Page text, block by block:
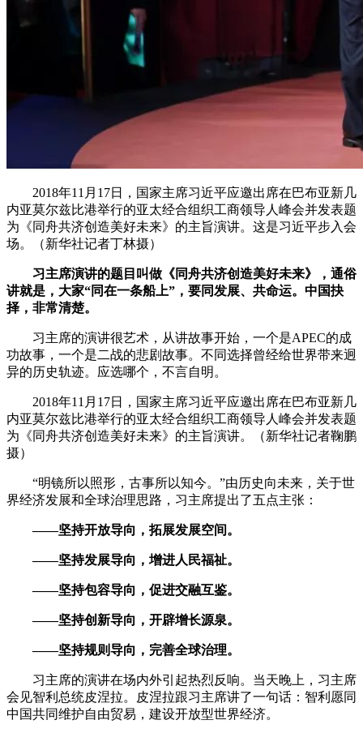
2018年11月17日，国家主席习近平应邀出席在巴布亚新几
内亚莫尔兹比港举行的亚太经合组织工商领导人峰会并发表题
为《同舟共济创造美好未来》的主旨演讲。这是习近平步入会
场。（新华社记者丁林摄）
习主席演讲的题目叫做《同舟共济创造美好未来》，通俗
讲就是，大家“同在一条船上”，要同发展、共命运。中国抉
择，非常清楚。
习主席的演讲很艺术，从讲故事开始，一个是APEC的成
功故事，一个是二战的悲剧故事。不同选择曾经给世界带来迥
异的历史轨迹。应选哪个，不言自明。
2018年11月17日，国家主席习近平应邀出席在巴布亚新几
内亚莫尔兹比港举行的亚太经合组织工商领导人峰会并发表题
为《同舟共济创造美好未来》的主旨演讲。（新华社记者鞠鹏
摄）
“明镜所以照形，古事所以知今。”由历史向未来，关于世
界经济发展和全球治理思路，习主席提出了五点主张：
——坚持开放导向，拓展发展空间。
——坚持发展导向，增进人民福祉。
——坚持包容导向，促进交融互鉴。
——坚持创新导向，开辟增长源泉。
——坚持规则导向，完善全球治理。
习主席的演讲在场内外引起热烈反响。当天晚上，习主席
会见智利总统皮涅拉。皮涅拉跟习主席讲了一句话：智利愿同
中国共同维护自由贸易，建设开放型世界经济。